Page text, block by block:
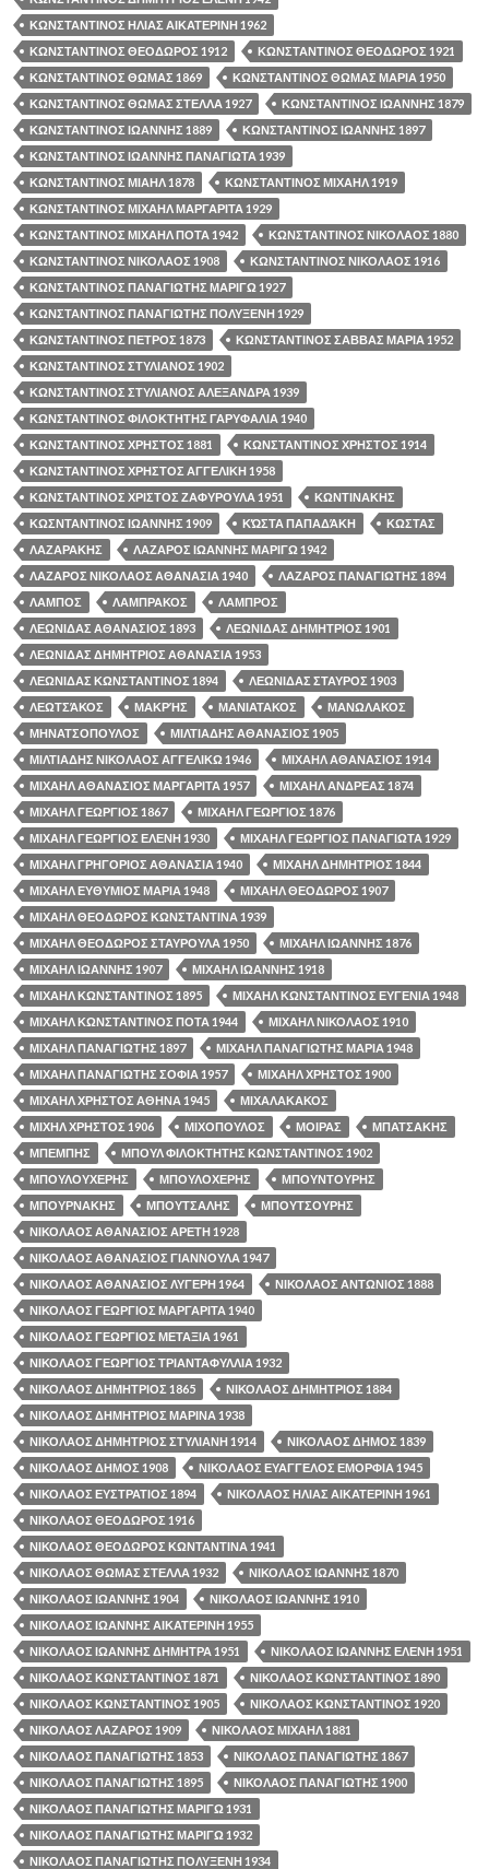
ΚΩΝΣΤΑΝΤΙΝΟΣ ΗΛΙΑΣ ΑΙΚΑΤΕΡΙΝΗ 1962
ΚΩΝΣΤΑΝΤΙΝΟΣ ΘΕΟΔΩΡΟΣ 1912
ΚΩΝΣΤΑΝΤΙΝΟΣ ΘΕΟΔΩΡΟΣ 1921
ΚΩΝΣΤΑΝΤΙΝΟΣ ΘΩΜΑΣ 1869
ΚΩΝΣΤΑΝΤΙΝΟΣ ΘΩΜΑΣ ΜΑΡΙΑ 1950
ΚΩΝΣΤΑΝΤΙΝΟΣ ΘΩΜΑΣ ΣΤΕΛΛΑ 1927
ΚΩΝΣΤΑΝΤΙΝΟΣ ΙΩΑΝΝΗΣ 1879
ΚΩΝΣΤΑΝΤΙΝΟΣ ΙΩΑΝΝΗΣ 1889
ΚΩΝΣΤΑΝΤΙΝΟΣ ΙΩΑΝΝΗΣ 1897
ΚΩΝΣΤΑΝΤΙΝΟΣ ΙΩΑΝΝΗΣ ΠΑΝΑΓΙΩΤΑ 1939
ΚΩΝΣΤΑΝΤΙΝΟΣ ΜΙΑΗΛ 1878
ΚΩΝΣΤΑΝΤΙΝΟΣ ΜΙΧΑΗΛ 1919
ΚΩΝΣΤΑΝΤΙΝΟΣ ΜΙΧΑΗΛ ΜΑΡΓΑΡΙΤΑ 1929
ΚΩΝΣΤΑΝΤΙΝΟΣ ΜΙΧΑΗΛ ΠΟΤΑ 1942
ΚΩΝΣΤΑΝΤΙΝΟΣ ΝΙΚΟΛΑΟΣ 1880
ΚΩΝΣΤΑΝΤΙΝΟΣ ΝΙΚΟΛΑΟΣ 1908
ΚΩΝΣΤΑΝΤΙΝΟΣ ΝΙΚΟΛΑΟΣ 1916
ΚΩΝΣΤΑΝΤΙΝΟΣ ΠΑΝΑΓΙΩΤΗΣ ΜΑΡΙΓΩ 1927
ΚΩΝΣΤΑΝΤΙΝΟΣ ΠΑΝΑΓΙΩΤΗΣ ΠΟΛΥΞΕΝΗ 1929
ΚΩΝΣΤΑΝΤΙΝΟΣ ΠΕΤΡΟΣ 1873
ΚΩΝΣΤΑΝΤΙΝΟΣ ΣΑΒΒΑΣ ΜΑΡΙΑ 1952
ΚΩΝΣΤΑΝΤΙΝΟΣ ΣΤΥΛΙΑΝΟΣ 1902
ΚΩΝΣΤΑΝΤΙΝΟΣ ΣΤΥΛΙΑΝΟΣ ΑΛΕΞΑΝΔΡΑ 1939
ΚΩΝΣΤΑΝΤΙΝΟΣ ΦΙΛΟΚΤΗΤΗΣ ΓΑΡΥΦΑΛΙΑ 1940
ΚΩΝΣΤΑΝΤΙΝΟΣ ΧΡΗΣΤΟΣ 1881
ΚΩΝΣΤΑΝΤΙΝΟΣ ΧΡΗΣΤΟΣ 1914
ΚΩΝΣΤΑΝΤΙΝΟΣ ΧΡΗΣΤΟΣ ΑΓΓΕΛΙΚΗ 1958
ΚΩΝΣΤΑΝΤΙΝΟΣ ΧΡΙΣΤΟΣ ΖΑΦΥΡΟΥΛΑ 1951
ΚΩΝΤΙΝΑΚΗΣ
ΚΩΣΝΤΑΝΤΙΝΟΣ ΙΩΑΝΝΗΣ 1909
ΚΏΣΤΑ ΠΑΠΑΔΆΚΗ
ΚΩΣΤΑΣ
ΛΑΖΑΡΑΚΗΣ
ΛΑΖΑΡΟΣ ΙΩΑΝΝΗΣ ΜΑΡΙΓΩ 1942
ΛΑΖΑΡΟΣ ΝΙΚΟΛΑΟΣ ΑΘΑΝΑΣΙΑ 1940
ΛΑΖΑΡΟΣ ΠΑΝΑΓΙΩΤΗΣ 1894
ΛΑΜΠΟΣ
ΛΑΜΠΡΑΚΟΣ
ΛΑΜΠΡΟΣ
ΛΕΩΝΙΔΑΣ ΑΘΑΝΑΣΙΟΣ 1893
ΛΕΩΝΙΔΑΣ ΔΗΜΗΤΡΙΟΣ 1901
ΛΕΩΝΙΔΑΣ ΔΗΜΗΤΡΙΟΣ ΑΘΑΝΑΣΙΑ 1953
ΛΕΩΝΙΔΑΣ ΚΩΝΣΤΑΝΤΙΝΟΣ 1894
ΛΕΩΝΙΔΑΣ ΣΤΑΥΡΟΣ 1903
ΛΕΩΤΣΆΚΟΣ
ΜΑΚΡΉΣ ΜΑΝΙΑΤΑΚΟΣ
ΜΑΝΩΛΑΚΟΣ
ΜΗΝΑΤΣΟΠΟΥΛΟΣ
ΜΙΛΤΙΑΔΗΣ ΑΘΑΝΑΣΙΟΣ 1905
ΜΙΛΤΙΑΔΗΣ ΝΙΚΟΛΑΟΣ ΑΓΓΕΛΙΚΩ 1946
ΜΙΧΑΗΛ ΑΘΑΝΑΣΙΟΣ 1914
ΜΙΧΑΗΛ ΑΘΑΝΑΣΙΟΣ ΜΑΡΓΑΡΙΤΑ 1957
ΜΙΧΑΗΛ ΑΝΔΡΕΑΣ 1874
ΜΙΧΑΗΛ ΓΕΩΡΓΙΟΣ 1867
ΜΙΧΑΗΛ ΓΕΩΡΓΙΟΣ 1876
ΜΙΧΑΗΛ ΓΕΩΡΓΙΟΣ ΕΛΕΝΗ 1930
ΜΙΧΑΗΛ ΓΕΩΡΓΙΟΣ ΠΑΝΑΓΙΩΤΑ 1929
ΜΙΧΑΗΛ ΓΡΗΓΟΡΙΟΣ ΑΘΑΝΑΣΙΑ 1940
ΜΙΧΑΗΛ ΔΗΜΗΤΡΙΟΣ 1844
ΜΙΧΑΗΛ ΕΥΘΥΜΙΟΣ ΜΑΡΙΑ 1948
ΜΙΧΑΗΛ ΘΕΟΔΩΡΟΣ 1907
ΜΙΧΑΗΛ ΘΕΟΔΩΡΟΣ ΚΩΝΣΤΑΝΤΙΝΑ 1939
ΜΙΧΑΗΛ ΘΕΟΔΩΡΟΣ ΣΤΑΥΡΟΥΛΑ 1950
ΜΙΧΑΗΛ ΙΩΑΝΝΗΣ 1876
ΜΙΧΑΗΛ ΙΩΑΝΝΗΣ 1907
ΜΙΧΑΗΛ ΙΩΑΝΝΗΣ 1918
ΜΙΧΑΗΛ ΚΩΝΣΤΑΝΤΙΝΟΣ 1895
ΜΙΧΑΗΛ ΚΩΝΣΤΑΝΤΙΝΟΣ ΕΥΓΕΝΙΑ 1948
ΜΙΧΑΗΛ ΚΩΝΣΤΑΝΤΙΝΟΣ ΠΟΤΑ 1944
ΜΙΧΑΗΛ ΝΙΚΟΛΑΟΣ 1910
ΜΙΧΑΗΛ ΠΑΝΑΓΙΩΤΗΣ 1897
ΜΙΧΑΗΛ ΠΑΝΑΓΙΩΤΗΣ ΜΑΡΙΑ 1948
ΜΙΧΑΗΛ ΠΑΝΑΓΙΩΤΗΣ ΣΟΦΙΑ 1957
ΜΙΧΑΗΛ ΧΡΗΣΤΟΣ 1900
ΜΙΧΑΗΛ ΧΡΗΣΤΟΣ ΑΘΗΝΑ 1945
ΜΙΧΑΛΑΚΑΚΟΣ
ΜΙΧΗΛ ΧΡΗΣΤΟΣ 1906
ΜΙΧΟΠΟΥΛΟΣ ΜΟΙΡΑΣ
ΜΠΑΤΣΑΚΗΣ
ΜΠΕΜΠΗΣ
ΜΠΟΥΛ ΦΙΛΟΚΤΗΤΗΣ ΚΩΝΣΤΑΝΤΙΝΟΣ 1902
ΜΠΟΥΛΟΥΧΕΡΗΣ
ΜΠΟΥΛΟΧΕΡΗΣ
ΜΠΟΥΝΤΟΥΡΗΣ
ΜΠΟΥΡΝΑΚΗΣ
ΜΠΟΥΤΣΑΛΗΣ
ΜΠΟΥΤΣΟΥΡΗΣ
ΝΙΚΟΛΑΟΣ ΑΘΑΝΑΣΙΟΣ ΑΡΕΤΗ 1928
ΝΙΚΟΛΑΟΣ ΑΘΑΝΑΣΙΟΣ ΓΙΑΝΝΟΥΛΑ 1947
ΝΙΚΟΛΑΟΣ ΑΘΑΝΑΣΙΟΣ ΛΥΓΕΡΗ 1964
ΝΙΚΟΛΑΟΣ ΑΝΤΩΝΙΟΣ 1888
ΝΙΚΟΛΑΟΣ ΓΕΩΡΓΙΟΣ ΜΑΡΓΑΡΙΤΑ 1940
ΝΙΚΟΛΑΟΣ ΓΕΩΡΓΙΟΣ ΜΕΤΑΞΙΑ 1961
ΝΙΚΟΛΑΟΣ ΓΕΩΡΓΙΟΣ ΤΡΙΑΝΤΑΦΥΛΛΙΑ 1932
ΝΙΚΟΛΑΟΣ ΔΗΜΗΤΡΙΟΣ 1865
ΝΙΚΟΛΑΟΣ ΔΗΜΗΤΡΙΟΣ 1884
ΝΙΚΟΛΑΟΣ ΔΗΜΗΤΡΙΟΣ ΜΑΡΙΝΑ 1938
ΝΙΚΟΛΑΟΣ ΔΗΜΗΤΡΙΟΣ ΣΤΥΛΙΑΝΗ 1914
ΝΙΚΟΛΑΟΣ ΔΗΜΟΣ 1839
ΝΙΚΟΛΑΟΣ ΔΗΜΟΣ 1908
ΝΙΚΟΛΑΟΣ ΕΥΑΓΓΕΛΟΣ ΕΜΟΡΦΙΑ 1945
ΝΙΚΟΛΑΟΣ ΕΥΣΤΡΑΤΙΟΣ 1894
ΝΙΚΟΛΑΟΣ ΗΛΙΑΣ ΑΙΚΑΤΕΡΙΝΗ 1961
ΝΙΚΟΛΑΟΣ ΘΕΟΔΩΡΟΣ 1916
ΝΙΚΟΛΑΟΣ ΘΕΟΔΩΡΟΣ ΚΩΝΤΑΝΤΙΝΑ 1941
ΝΙΚΟΛΑΟΣ ΘΩΜΑΣ ΣΤΕΛΛΑ 1932
ΝΙΚΟΛΑΟΣ ΙΩΑΝΝΗΣ 1870
ΝΙΚΟΛΑΟΣ ΙΩΑΝΝΗΣ 1904
ΝΙΚΟΛΑΟΣ ΙΩΑΝΝΗΣ 1910
ΝΙΚΟΛΑΟΣ ΙΩΑΝΝΗΣ ΑΙΚΑΤΕΡΙΝΗ 1955
ΝΙΚΟΛΑΟΣ ΙΩΑΝΝΗΣ ΔΗΜΗΤΡΑ 1951
ΝΙΚΟΛΑΟΣ ΙΩΑΝΝΗΣ ΕΛΕΝΗ 1951
ΝΙΚΟΛΑΟΣ ΚΩΝΣΤΑΝΤΙΝΟΣ 1871
ΝΙΚΟΛΑΟΣ ΚΩΝΣΤΑΝΤΙΝΟΣ 1890
ΝΙΚΟΛΑΟΣ ΚΩΝΣΤΑΝΤΙΝΟΣ 1905
ΝΙΚΟΛΑΟΣ ΚΩΝΣΤΑΝΤΙΝΟΣ 1920
ΝΙΚΟΛΑΟΣ ΛΑΖΑΡΟΣ 1909
ΝΙΚΟΛΑΟΣ ΜΙΧΑΗΛ 1881
ΝΙΚΟΛΑΟΣ ΠΑΝΑΓΙΩΤΗΣ 1853
ΝΙΚΟΛΑΟΣ ΠΑΝΑΓΙΩΤΗΣ 1867
ΝΙΚΟΛΑΟΣ ΠΑΝΑΓΙΩΤΗΣ 1895
ΝΙΚΟΛΑΟΣ ΠΑΝΑΓΙΩΤΗΣ 1900
ΝΙΚΟΛΑΟΣ ΠΑΝΑΓΙΩΤΗΣ ΜΑΡΙΓΩ 1931
ΝΙΚΟΛΑΟΣ ΠΑΝΑΓΙΩΤΗΣ ΜΑΡΙΓΩ 1932
ΝΙΚΟΛΑΟΣ ΠΑΝΑΓΙΩΤΗΣ ΠΟΛΥΞΕΝΗ 1934